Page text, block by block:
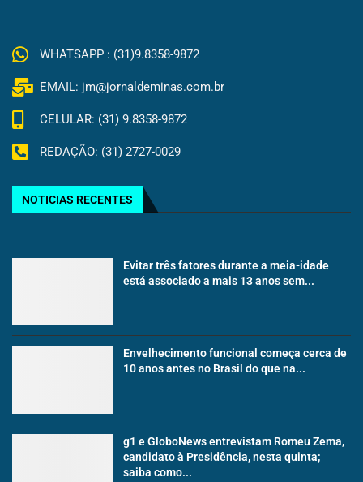
WHATSAPP : (31)9.8358-9872
EMAIL: jm@jornaldeminas.com.br
CELULAR: (31) 9.8358-9872
REDAÇÃO: (31) 2727-0029
NOTICIAS RECENTES
Evitar três fatores durante a meia-idade
está associado a mais 13 anos sem...
Envelhecimento funcional começa cerca de
10 anos antes no Brasil do que na...
g1 e GloboNews entrevistam Romeu Zema,
candidato à Presidência, nesta quinta;
saiba como...